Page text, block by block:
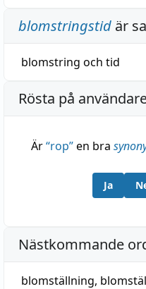
blomstringstid är
blomstring och tid
Rösta på
Är“rop”en bra
Ja
Nästkommande
blomställning,